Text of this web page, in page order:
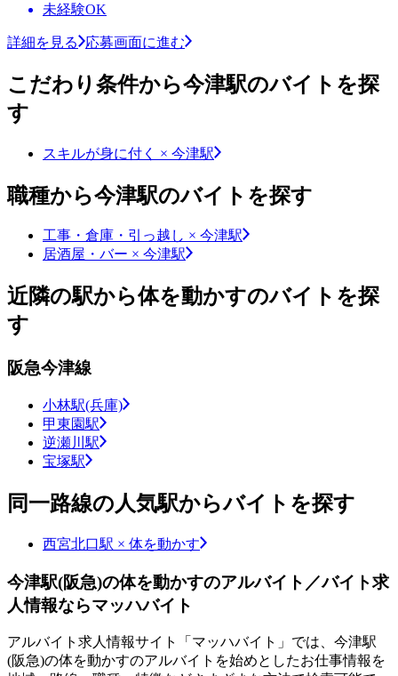
未経験OK
詳細を見る 応募画面に進む
こだわり条件から今津駅のバイトを探
す
スキルが身に付く × 今津駅
職種から今津駅のバイトを探す
工事・倉庫・引っ越し × 今津駅
居酒屋・バー × 今津駅
近隣の駅から体を動かすのバイトを探
す
阪急今津線
小林駅(兵庫)
甲東園駅
逆瀬川駅
宝塚駅
同一路線の人気駅からバイトを探す
西宮北口駅 × 体を動かす
今津駅(阪急)の体を動かすのアルバイト／バイト求
人情報ならマッハバイト
アルバイト求人情報サイト「マッハバイト」では、今津駅
(阪急)の体を動かすのアルバイトを始めとしたお仕事情報を